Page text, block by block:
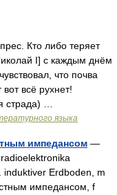
Кто либо теряет
I] с каждым днём
что почва
всё рухнет!
страда) …
языка
импедансом —
Erdboden, m
импедансом, f